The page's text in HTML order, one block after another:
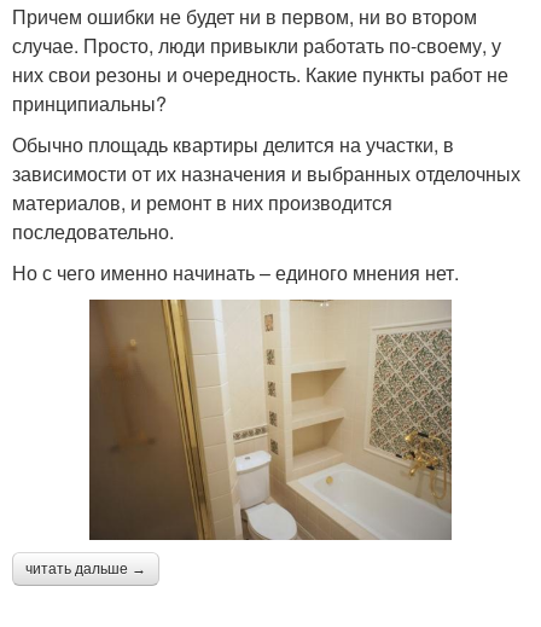
Причем ошибки не будет ни в первом, ни во втором
случае. Просто, люди привыкли работать по-своему, у
них свои резоны и очередность. Какие пункты работ не
принципиальны?
Обычно площадь квартиры делится на участки, в
зависимости от их назначения и выбранных отделочных
материалов, и ремонт в них производится
последовательно.
Но с чего именно начинать – единого мнения нет.
читать дальше →